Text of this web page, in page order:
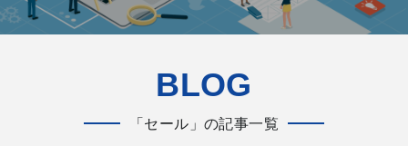
BLOG
「セール」の記事一覧